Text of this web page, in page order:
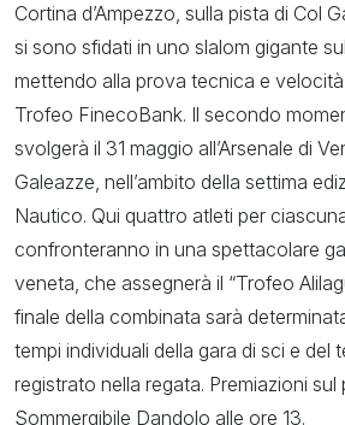
Cortina d’Ampezzo, sulla pista di Col
si sono sfidati in uno slalom gigante
mettendo alla prova tecnica e
Trofeo FinecoBank. Il secondo
svolgerà il 31 maggio all’Arsenale di
Galeazze, nell’ambito della settima
Nautico. Qui quattro atleti per
confronteranno in una spettacolare
veneta, che assegnerà il “Trofeo
finale della combinata sarà
tempi individuali della gara di sci e del
registrato nella regata. Premiazioni sul
Sommergibile Dandolo alle ore 13.